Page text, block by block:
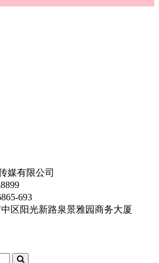
媒有限公司
693
区阳光新路泉景雅园商务大厦